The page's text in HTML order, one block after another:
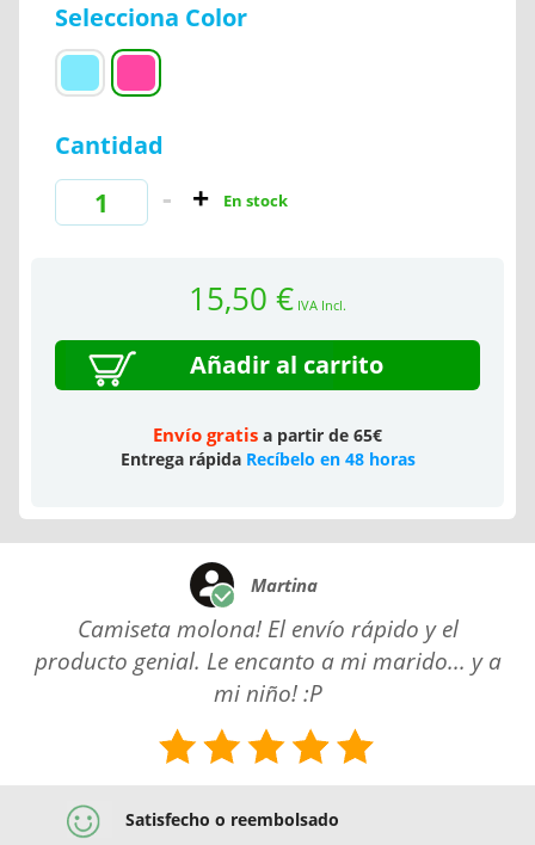
Selecciona Color
Cantidad
En stock
15,50 € IVA Incl.
Añadir al carrito
Envío gratis a partir de 65€
Entrega rápida Recíbelo en 48 horas
Martina
Camiseta molona! El envío rápido y el
producto genial. Le encanto a mi marido... y a
mi niño! :P
Satisfecho o reembolsado